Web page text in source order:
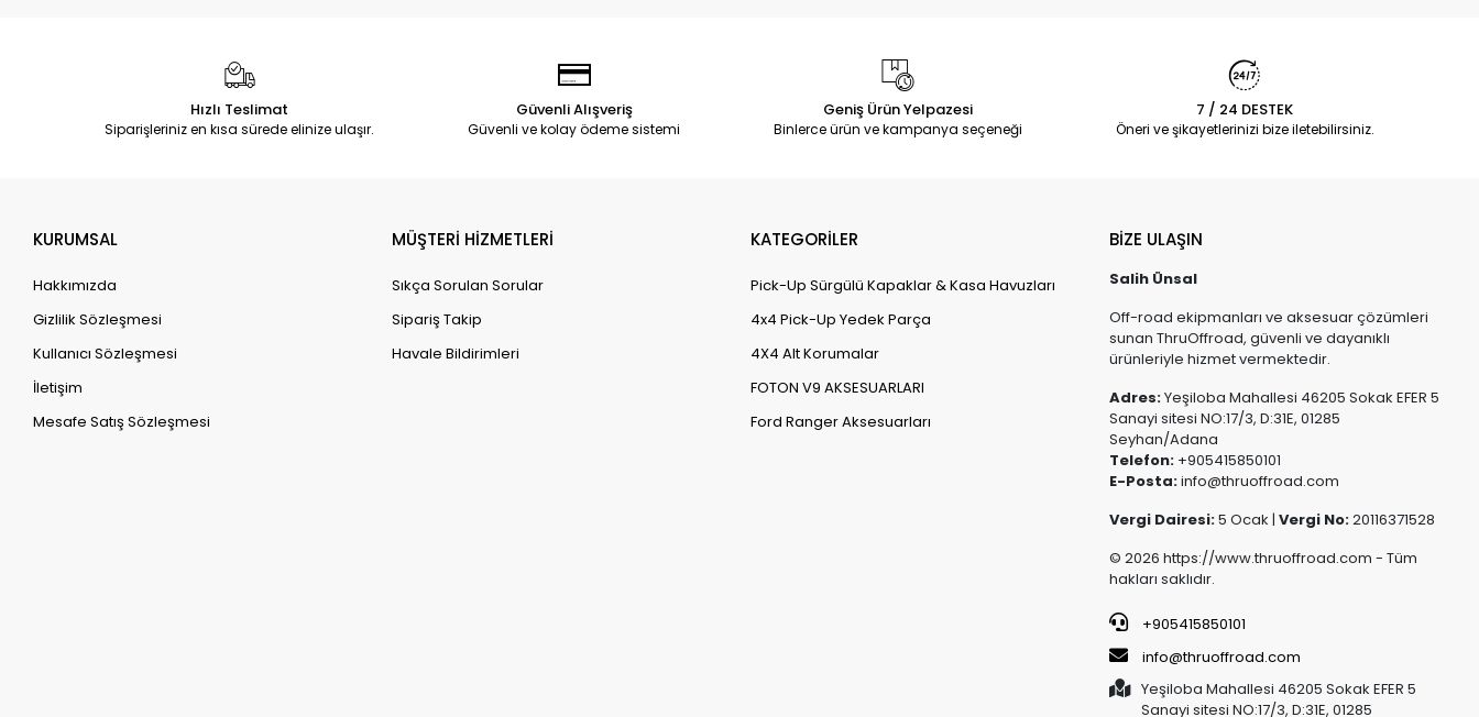
Hızlı Teslimat
Siparişleriniz en kısa sürede elinize ulaşır.
Güvenli Alışveriş
Güvenli ve kolay ödeme sistemi
Geniş Ürün Yelpazesi
Binlerce ürün ve kampanya seçeneği
7 / 24 DESTEK
Öneri ve şikayetlerinizi bize iletebilirsiniz.
KURUMSAL
Hakkımızda
Gizlilik Sözleşmesi
Kullanıcı Sözleşmesi
İletişim
Mesafe Satış Sözleşmesi
MÜŞTERİ HİZMETLERİ
Sıkça Sorulan Sorular
Sipariş Takip
Havale Bildirimleri
KATEGORİLER
Pick-Up Sürgülü Kapaklar & Kasa Havuzları
4x4 Pick-Up Yedek Parça
4X4 Alt Korumalar
FOTON V9 AKSESUARLARI
Ford Ranger Aksesuarları
BİZE ULAŞIN
Salih Ünsal
Off-road ekipmanları ve aksesuar çözümleri
sunan ThruOffroad, güvenli ve dayanıklı
ürünleriyle hizmet vermektedir.
Adres:Yeşiloba Mahallesi 46205 Sokak EFER 5
Sanayi sitesi NO:17/3, D:31E, 01285
Seyhan/Adana
Telefon:+905415850101
E-Posta:info@thruoffroad.com
Vergi Dairesi:5 Ocak | Vergi No:20116371528
© 2026 https://www.thruoffroad.com - Tüm
hakları saklıdır.
+905415850101
info@thruoffroad.com
Yeşiloba Mahallesi 46205 Sokak EFER 5
Sanayi sitesi NO:17/3, D:31E, 01285